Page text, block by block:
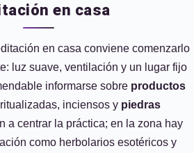
en casa
en casa conviene comenzarlo
luz suave, ventilación y un lugar fijo
informarse sobre productos
inciensos y piedras
a centrar la práctica; en la zona hay
como herbolarios esotéricos y